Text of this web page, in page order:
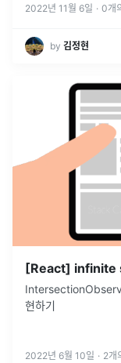
폴리오를 구현하며...
2022년 11월 6일 · 0개
by 김정현
[React] infinite
현하기
2022년 6월 10일 · 2개